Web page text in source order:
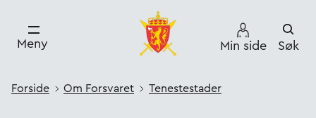
Meny Min side Søk
Forside Om Forsvaret Tenestestader